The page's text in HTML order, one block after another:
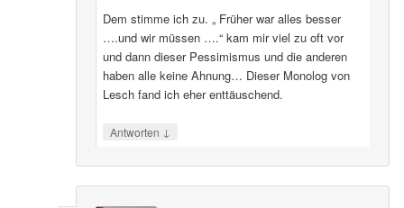
Dem stimme ich zu. „ Früher war alles besser
….und wir müssen ….“ kam mir viel zu oft vor
und dann dieser Pessimismus und die anderen
haben alle keine Ahnung… Dieser Monolog von
Lesch fand ich eher enttäuschend.
Antworten ↓